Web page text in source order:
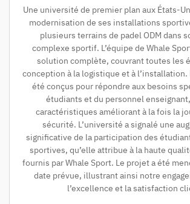
Une université de premier plan aux États-
modernisation de ses installations
plusieurs terrains de padel ODM dans
complexe sportif. L’équipe de Whale
solution complète, couvrant toutes les
conception à la logistique et à
été conçus pour répondre aux besoins
étudiants et du personnel
caractéristiques améliorant à la fois la
sécurité. L’université a signalé une
significative de la participation des
sportives, qu’elle attribue à la haute
fournis par Whale Sport. Le projet a été
date prévue, illustrant ainsi notre
l’excellence et la satisfaction